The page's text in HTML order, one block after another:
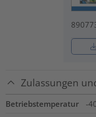
Zulassungen
Betriebstemperatur
-